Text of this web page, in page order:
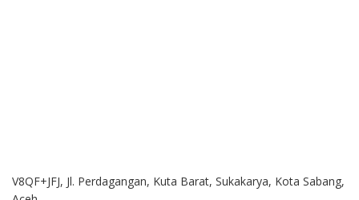
V8QF+JFJ, Jl. Perdagangan, Kuta Barat, Sukakarya, Kota Sabang,